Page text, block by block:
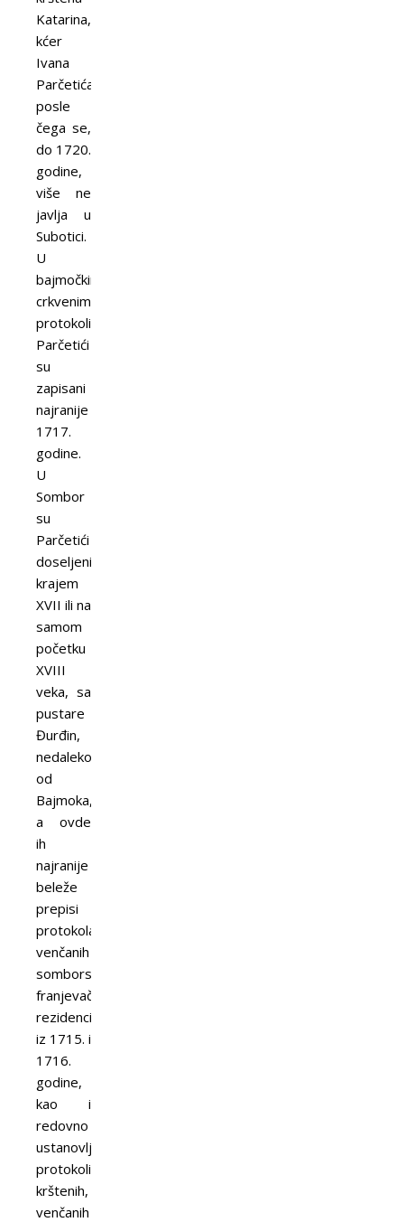
Katarina,
kćer
Ivana
Parčetića,
posle
čega se,
do 1720.
godine,
više ne
javlja u
Subotici.
U
bajmočkim
crkvenim
protokolima
Parčetići
su
zapisani
najranije
1717.
godine.
U
Sombor
su
Parčetići
doseljeni
krajem
XVII ili na
samom
početku
XVIII
veka, sa
pustare
Đurđin,
nedaleko
od
Bajmoka,
a ovde
ih
najranije
beleže
prepisi
protokola
venčanih
somborske
franjevačke
rezidencije
iz 1715. i
1716.
godine,
kao i
redovno
ustanovljeni
protokoli
krštenih,
venčanih